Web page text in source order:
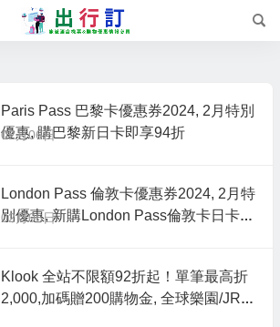
Paris Pass 巴黎卡優惠券2024, 2月特別
優惠, 購巴黎新日卡即享94折
02月06日
London Pass 倫敦卡優惠券2024, 2月特
別優惠, 新購London Pass倫敦卡日卡即
02月06日
Klook 全站不限額92折起！單筆最高折
2,000,加碼贈200購物金, 全球樂園/JR贈